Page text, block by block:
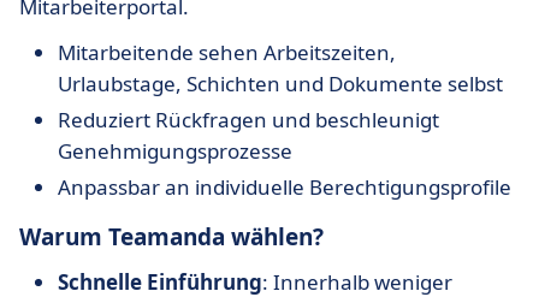
Mitarbeiterportal.
Mitarbeitende sehen Arbeitszeiten,
Urlaubstage, Schichten und Dokumente selbst
Reduziert Rückfragen und beschleunigt
Genehmigungsprozesse
Anpassbar an individuelle Berechtigungsprofile
Warum Teamanda wählen?
Schnelle Einführung: Innerhalb weniger